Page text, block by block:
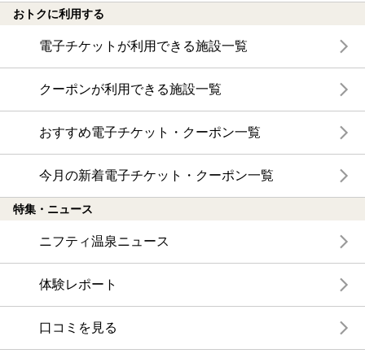
おトクに利用する
電子チケットが利用できる施設一覧
クーポンが利用できる施設一覧
おすすめ電子チケット・クーポン一覧
今月の新着電子チケット・クーポン一覧
特集・ニュース
ニフティ温泉ニュース
体験レポート
口コミを見る